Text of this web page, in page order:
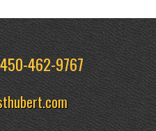
450-462-9767